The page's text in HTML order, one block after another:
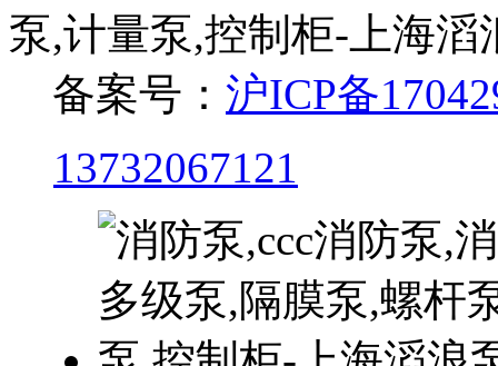
泵,计量泵,控制柜-上海
备案号： 沪ICP备
13732067121